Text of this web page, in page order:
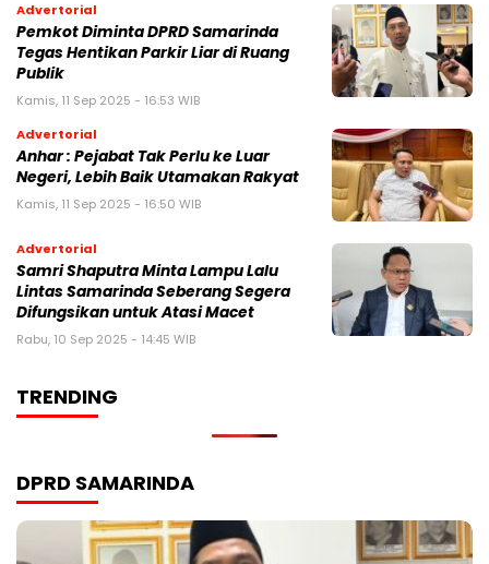
Advertorial
Pemkot Diminta DPRD Samarinda
Tegas Hentikan Parkir Liar di Ruang
Publik
Kamis, 11 Sep 2025 - 16:53 WIB
Advertorial
Anhar : Pejabat Tak Perlu ke Luar
Negeri, Lebih Baik Utamakan Rakyat
Kamis, 11 Sep 2025 - 16:50 WIB
Advertorial
Samri Shaputra Minta Lampu Lalu
Lintas Samarinda Seberang Segera
Difungsikan untuk Atasi Macet
Rabu, 10 Sep 2025 - 14:45 WIB
TRENDING
DPRD SAMARINDA